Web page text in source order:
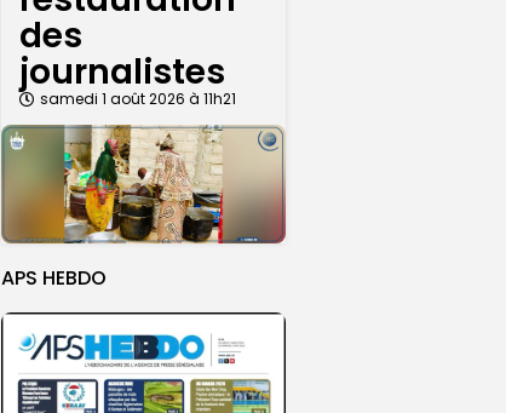
des
journalistes
samedi 1 août 2026 à 11h21
APS HEBDO